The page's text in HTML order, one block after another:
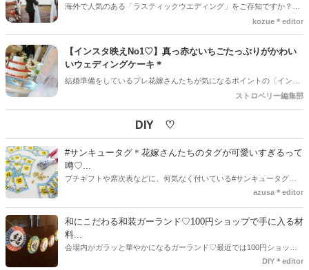
海外で人気のある「ラスティックウエディング」をご存知ですか？今
日本ではナチュラルウエディングが人気ですが、ラスティックウエデ
ィングなんです！じわじわと日本でも人気が出てきている結婚式を詳
しくご紹介します♡
kozue＊editor
【インスタ映えNo1♡】真っ赤ないちごたっぷりがかわい
いウェディングケーキ＊
結婚準備をしているプレ花嫁さんたちが気になるポイントの〔インス
タ映え〕ですが、やっぱり王道かわいいのは〔真っ赤ないちご〕をた
わりをもってみなさんに紹介させていただきます♡
ストロベリー編集部
DIY ♡
#サンキュータグ＊花嫁さんたちのタグが可愛いすぎるって
噂♡...
プチギフトや席次表などに、何気なく付いている#サンキュータグ実
はほとんどの花嫁さんが手作りしてるってご存知でしたか！？あるの
ま、付いてた方が断然可愛い♡そんなプレ花嫁さんたちの#サンキュー
タグアイデア、探してみました♪
azusa＊editor
和にこだわる和装ガーランド♡100円ショップで手に入る材
料...
会場内がガラッと華やかになるガーランド♡最近では100円ショップ
で既に完成された物が販売されていたり、ネット上でダウンロードし
DIY＊editor